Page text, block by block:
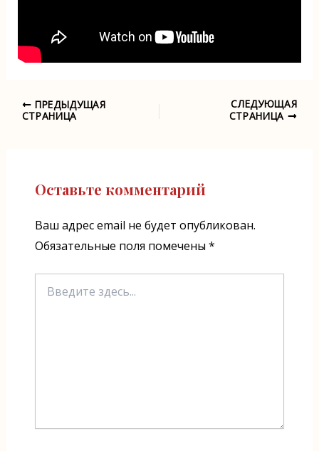
Навигация
ПРЕДЫДУЩАЯ
СТРАНИЦА
СЛЕДУЮЩАЯ
СТРАНИЦА
Оставьте комментарий
Ваш адрес email не будет опубликован.
Обязательные поля помечены *
здесь...